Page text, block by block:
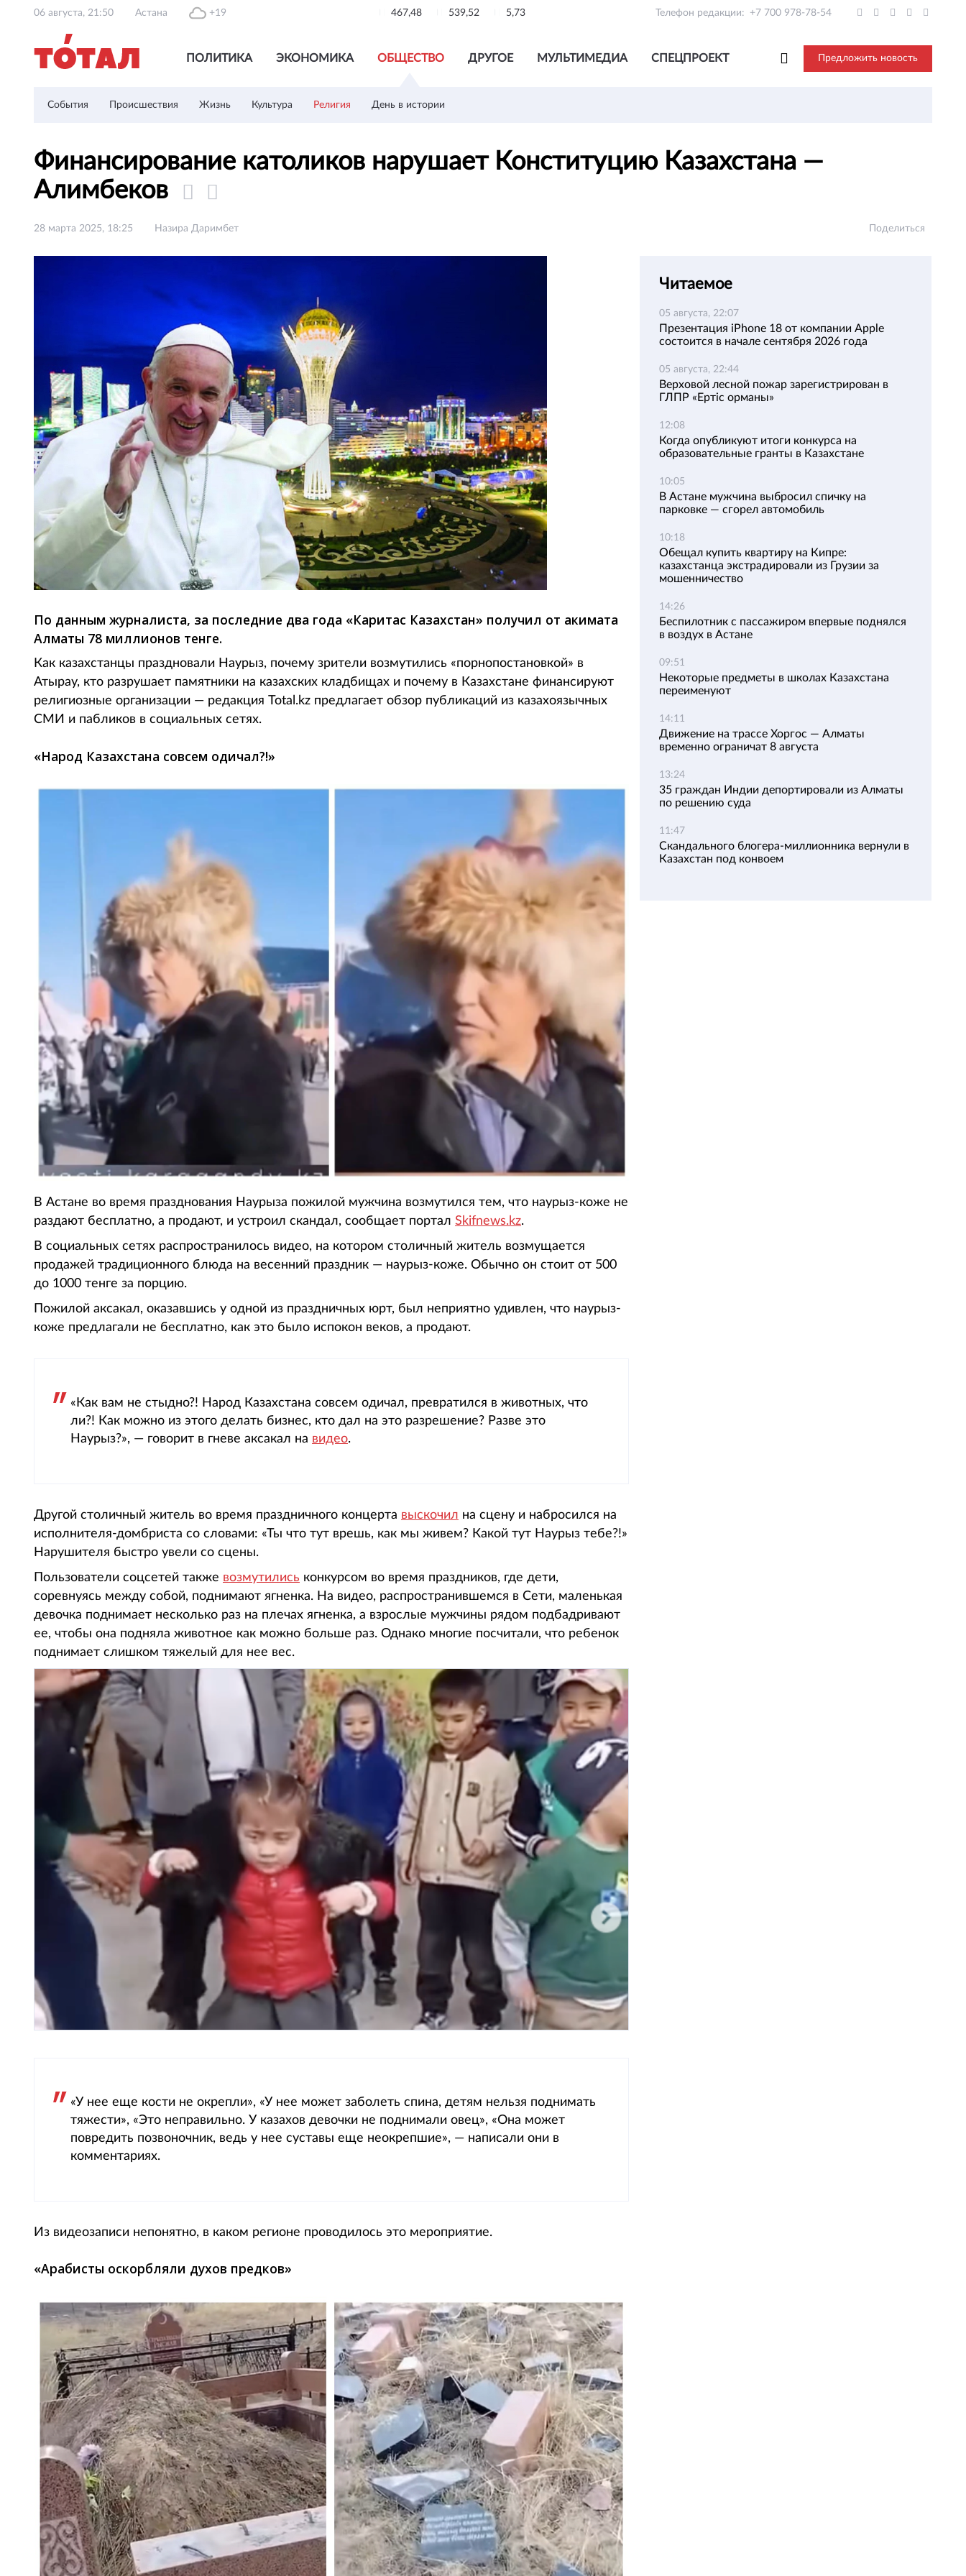
06 августа, 21:50 Астана +19 467,48 539,52 5,73 Телефон редакции: +7 700 978-78-54
ПОЛИТИКА ЭКОНОМИКА ОБЩЕСТВО ДРУГОЕ МУЛЬТИМЕДИА СПЕЦПРОЕКТ Предложить новость
События Происшествия Жизнь Культура Религия День в истории
Финансирование католиков нарушает Конституцию Казахстана —
Алимбеков
28 марта 2025, 18:25 Назира Даримбет Поделиться
По данным журналиста, за последние два года «Каритас Казахстан» получил от акимата
Алматы 78 миллионов тенге.
Как казахстанцы праздновали Наурыз, почему зрители возмутились «порнопостановкой» в
Атырау, кто разрушает памятники на казахских кладбищах и почему в Казахстане финансируют
религиозные организации — редакция Total.kz предлагает обзор публикаций из казахоязычных
СМИ и пабликов в социальных сетях.
«Народ Казахстана совсем одичал?!»
В Астане во время празднования Наурыза пожилой мужчина возмутился тем, что наурыз-коже не
раздают бесплатно, а продают, и устроил скандал, сообщает портал Skifnews.kz.
В социальных сетях распространилось видео, на котором столичный житель возмущается
продажей традиционного блюда на весенний праздник — наурыз-коже. Обычно он стоит от 500
до 1000 тенге за порцию.
Пожилой аксакал, оказавшись у одной из праздничных юрт, был неприятно удивлен, что наурыз-
коже предлагали не бесплатно, как это было испокон веков, а продают.
«Как вам не стыдно?! Народ Казахстана совсем одичал, превратился в животных, что
ли?! Как можно из этого делать бизнес, кто дал на это разрешение? Разве это
Наурыз?», — говорит в гневе аксакал на видео.
Другой столичный житель во время праздничного концерта выскочил на сцену и набросился на
исполнителя-домбриста со словами: «Ты что тут врешь, как мы живем? Какой тут Наурыз тебе?!»
Нарушителя быстро увели со сцены.
Пользователи соцсетей также возмутились конкурсом во время праздников, где дети,
соревнуясь между собой, поднимают ягненка. На видео, распространившемся в Сети, маленькая
девочка поднимает несколько раз на плечах ягненка, а взрослые мужчины рядом подбадривают
ее, чтобы она подняла животное как можно больше раз. Однако многие посчитали, что ребенок
поднимает слишком тяжелый для нее вес.
«У нее еще кости не окрепли», «У нее может заболеть спина, детям нельзя поднимать
тяжести», «Это неправильно. У казахов девочки не поднимали овец», «Она может
повредить позвоночник, ведь у нее суставы еще неокрепшие», — написали они в
комментариях.
Из видеозаписи непонятно, в каком регионе проводилось это мероприятие.
«Арабисты оскорбляли духов предков»
Читаемое
05 августа, 22:07
Презентация iPhone 18 от компании Apple
состоится в начале сентября 2026 года
05 августа, 22:44
Верховой лесной пожар зарегистрирован в
ГЛПР «Ертіс орманы»
12:08
Когда опубликуют итоги конкурса на
образовательные гранты в Казахстане
10:05
В Астане мужчина выбросил спичку на
парковке — сгорел автомобиль
10:18
Обещал купить квартиру на Кипре:
казахстанца экстрадировали из Грузии за
мошенничество
14:26
Беспилотник с пассажиром впервые поднялся
в воздух в Астане
09:51
Некоторые предметы в школах Казахстана
переименуют
14:11
Движение на трассе Хоргос — Алматы
временно ограничат 8 августа
13:24
35 граждан Индии депортировали из Алматы
по решению суда
11:47
Скандального блогера-миллионника вернули в
Казахстан под конвоем